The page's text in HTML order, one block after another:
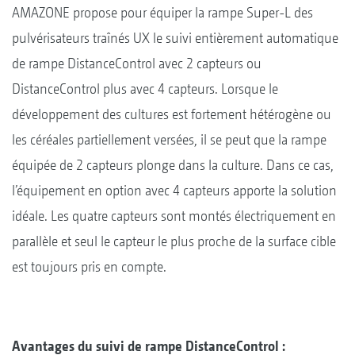
AMAZONE propose pour équiper la rampe Super-L des
pulvérisateurs traînés UX le suivi entièrement automatique
de rampe DistanceControl avec 2 capteurs ou
DistanceControl plus avec 4 capteurs. Lorsque le
développement des cultures est fortement hétérogène ou
les céréales partiellement versées, il se peut que la rampe
équipée de 2 capteurs plonge dans la culture. Dans ce cas,
l’équipement en option avec 4 capteurs apporte la solution
idéale. Les quatre capteurs sont montés électriquement en
parallèle et seul le capteur le plus proche de la surface cible
est toujours pris en compte.
Avantages du suivi de rampe DistanceControl :